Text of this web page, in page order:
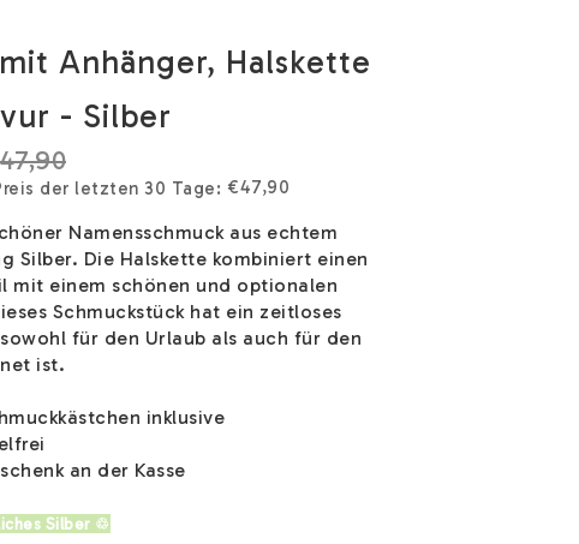
Anhänger, Halskette
- Silber
der letzten 30 Tage €47,90
Namensschmuck aus echtem
Silber. Die Halskette kombiniert einen
mit einem schönen und optionalen
Schmuckstück hat ein zeitloses
für den Urlaub als auch für den
ist.
inklusive
an der Kasse
Silber ♲